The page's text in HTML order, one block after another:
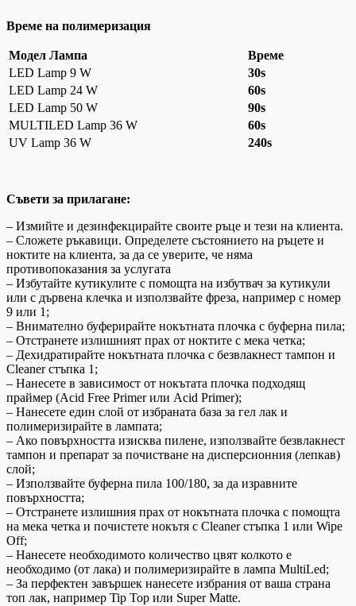
Време на полимеризация
Модел Лампа
Време
LED Lamp 9 W
30s
LED Lamp 24 W
60s
LED Lamp 50 W
90s
MULTILED Lamp 36 W
60s
UV Lamp 36 W
240s
Съвети за прилагане:
– Измийте и дезинфекцирайте своите ръце и тези на клиента.
– Сложете ръкавици. Определете състоянието на ръцете и
ноктите на клиента, за да се уверите, че няма
противопоказания за услугата
– Избутайте кутикулите с помощта на избутвач за кутикули
или с дървена клечка и използвайте фреза, например с номер
9 или 1;
– Внимателно буферирайте нокътната плочка с буферна пила;
– Отстранете излишният прах от ноктите с мека четка;
– Дехидратирайте нокътната плочка с безвлакнест тампон и
Cleaner стъпка 1;
– Нанесете в зависимост от нокътата плочка подходящ
праймер (Acid Free Primer или Acid Primer);
– Нанесете един слой от избраната база за гел лак и
полимеризирайте в лампата;
– Ако повърхността изисква пилене, използвайте безвлакнест
тампон и препарат за почистване на дисперсионния (лепкав)
слой;
– Използвайте буферна пила 100/180, за да изравните
повърхността;
– Отстранете излишния прах от нокътната плочка с помощта
на мека четка и почистете нокътя с Cleaner стъпка 1 или Wipe
Off;
– Нанесете необходимото количество цвят колкото е
необходимо (от лака) и полимеризирайте в лампа MultiLed;
– За перфектен завършек нанесете избрания от ваша страна
топ лак, например Tip Top или Super Matte.